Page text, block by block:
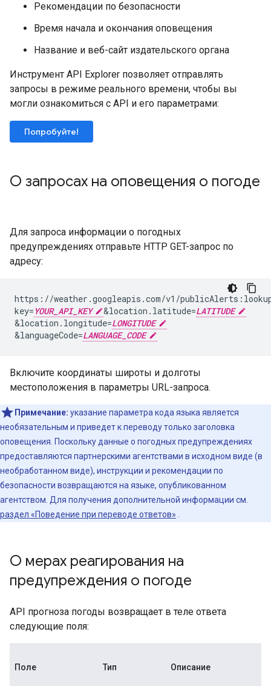
Рекомендации по безопасности
Время начала и окончания оповещения
Название и веб-сайт издательского органа
Инструмент API Explorer позволяет отправлять
запросы в режиме реального времени, чтобы вы
могли ознакомиться с API и его параметрами:
Попробуйте!
О запросах на оповещения о погоде
Для запроса информации о погодных
предупреждениях отправьте HTTP GET-запрос по
адресу:
https://weather.googleapis.com/v1/
key= YOUR_API_KEY &location.latitude=LATITUDE
&location.longitude=LONGITUDE
&languageCode=LANGUAGE_CODE
Включите координаты широты и долготы
местоположения в параметры URL-запроса.
Примечание: указание параметра кода языка является
необязательным и приведет к переводу только заголовка
оповещения. Поскольку данные о погодных предупреждениях
предоставляются партнерскими агентствами в исходном виде (в
необработанном виде), инструкции и рекомендации по
безопасности возвращаются на языке, опубликованном
агентством. Для получения дополнительной информации см.
раздел «Поведение при переводе ответов»
О мерах реагирования на
предупреждения о погоде
API прогноза погоды возвращает в теле ответа
следующие поля:
Поле Тип Описание